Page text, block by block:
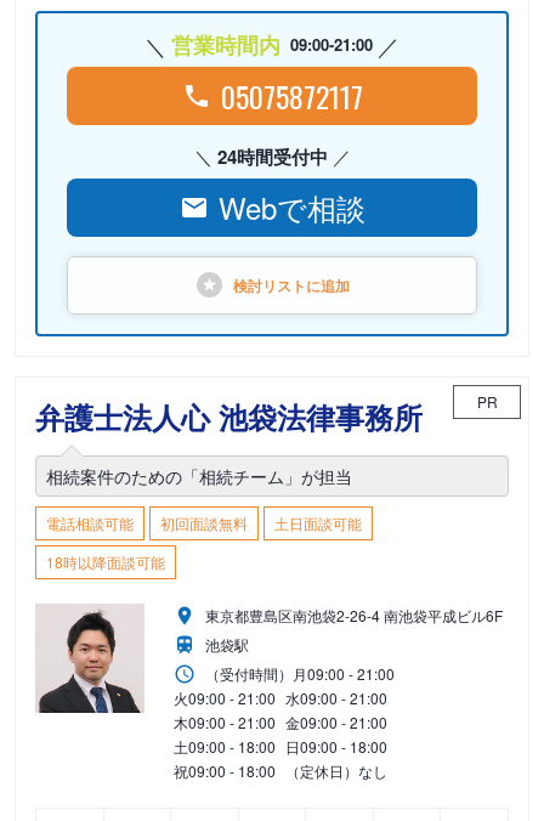
営業時間内 09:00-21:00
05075872117
24時間受付中
Webで相談
検討リストに追加
弁護士法人心 池袋法律事務所 PR
相続案件のための「相続チーム」が担当
電話相談可能 初回面談無料
土日面談可能
18時以降面談可能
東京都豊島区南池袋2-26-4 南池袋平成ビル6F
池袋駅
（受付時間） 月09:00 - 21:00
火09:00 - 21:00 水09:00 - 21:00
木09:00 - 21:00 金09:00 - 21:00
土09:00 - 18:00 日09:00 - 18:00
祝09:00 - 18:00 （定休日）なし